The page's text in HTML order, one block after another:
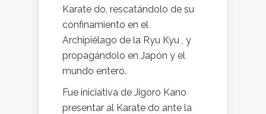
Karate do, rescatándolo de su
confinamiento en el
Archipiélago de la Ryu Kyu , y
propagándolo en Japón y el
mundo entero.
Fue iniciativa de Jigoro Kano
presentar al Karate do ante la